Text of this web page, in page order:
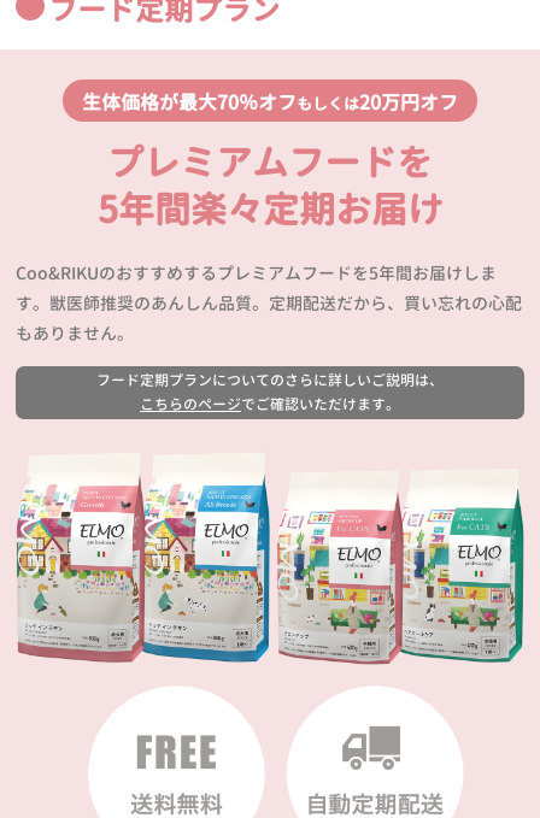
フード定期プラン
生体価格が最大70％オフもしくは20万円オフ
プレミアムフードを
5年間楽々定期お届け
Coo&RIKUのおすすめするプレミアムフードを5年間お届けしま
す。獣医師推奨のあんしん品質。定期配送だから、買い忘れの心配
もありません。
フード定期プランについてのさらに詳しいご説明は、
こちらのページでご確認いただけます。